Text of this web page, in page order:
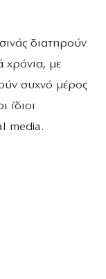
διατηρούν
χρόνια, με
συχνό μέρος
ίδιοι
media.